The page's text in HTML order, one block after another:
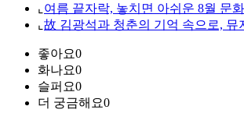
⌞ 여름 끝자락, 놓치면 아쉬운 8월 문
⌞ 故 김광석과 청춘의 기억 속으로, 뮤
좋아요0
화나요0
슬퍼요0
더 궁금해요0